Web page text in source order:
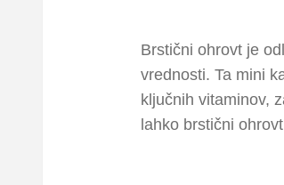
Brstični ohrovt je
vrednosti. Ta mini
ključnih vitaminov,
lahko brstični